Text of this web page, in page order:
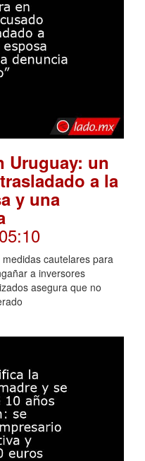
Uruguay: un
a la
y una
cautelares para
a inversores
asegura que no